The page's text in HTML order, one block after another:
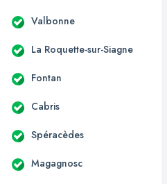
Valbonne
La Roquette-sur-Siagne
Fontan
Cabris
Spéracèdes
Magagnosc